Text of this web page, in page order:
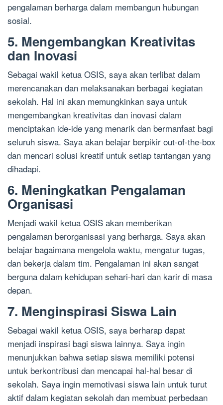
pengalaman berharga dalam membangun hubungan
sosial.
5. Mengembangkan Kreativitas
dan Inovasi
Sebagai wakil ketua OSIS, saya akan terlibat dalam
merencanakan dan melaksanakan berbagai kegiatan
sekolah. Hal ini akan memungkinkan saya untuk
mengembangkan kreativitas dan inovasi dalam
menciptakan ide-ide yang menarik dan bermanfaat bagi
seluruh siswa. Saya akan belajar berpikir out-of-the-box
dan mencari solusi kreatif untuk setiap tantangan yang
dihadapi.
6. Meningkatkan Pengalaman
Organisasi
Menjadi wakil ketua OSIS akan memberikan
pengalaman berorganisasi yang berharga. Saya akan
belajar bagaimana mengelola waktu, mengatur tugas,
dan bekerja dalam tim. Pengalaman ini akan sangat
berguna dalam kehidupan sehari-hari dan karir di masa
depan.
7. Menginspirasi Siswa Lain
Sebagai wakil ketua OSIS, saya berharap dapat
menjadi inspirasi bagi siswa lainnya. Saya ingin
menunjukkan bahwa setiap siswa memiliki potensi
untuk berkontribusi dan mencapai hal-hal besar di
sekolah. Saya ingin memotivasi siswa lain untuk turut
aktif dalam kegiatan sekolah dan membuat perbedaan